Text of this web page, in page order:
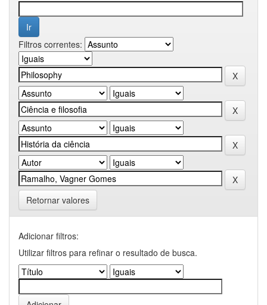
Filtros correntes:
Retornar valores
Adicionar filtros:
Utilizar filtros para refinar o resultado de busca.